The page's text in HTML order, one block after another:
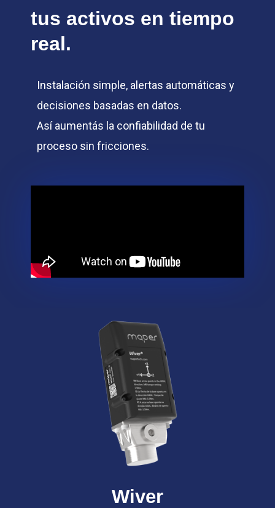
tus activos en tiempo
real.
Instalación simple, alertas automáticas y
decisiones basadas en datos.
Así aumentás la confiabilidad de tu
proceso sin fricciones.
Wiver